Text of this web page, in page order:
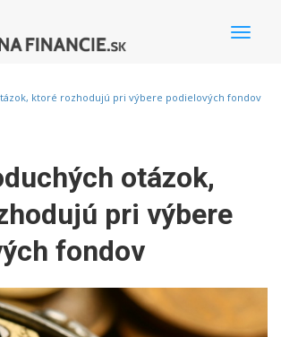
Toggle
ktoré rozhodujú pri výbere podielových fondov
otázok,
pri výbere
fondov